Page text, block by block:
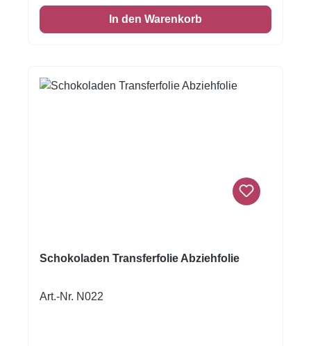
einer Aufstreichmatte und lassen Sie diese fest
werden. Folie zum Schluss vorsichtig
In den Warenkorb
Schokoladen Transferfolie Abziehfolie
Art.-Nr. N022